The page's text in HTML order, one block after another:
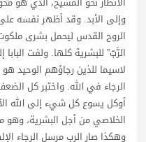
وإلى الأبد. وقد أظهر نفسه
الروح القدس ليحمل بشرى
الرَّبّ” للبشرية كلها. ولفت
لاسيما للذين رجاؤهم الوحيد
الرجاء في الله. واختبر كل
أوكل يسوع كل شيء إلى الله
الخلاصي من أجل البشرية،
وهكذا صار الرب مرسل الرجاء